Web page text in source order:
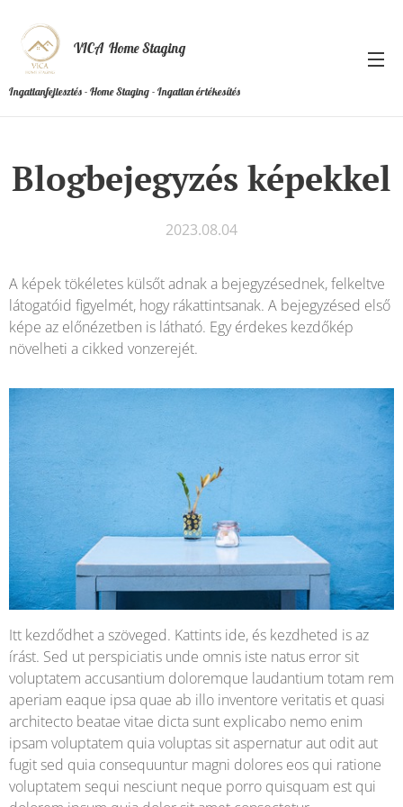
VICA Home Staging
Ingatlanfejlesztés - Home Staging - Ingatlan értékesítés
Blogbejegyzés képekkel
2023.08.04
A képek tökéletes külsőt adnak a bejegyzésednek, felkeltve
látogatóid figyelmét, hogy rákattintsanak. A bejegyzésed első
képe az előnézetben is látható. Egy érdekes kezdőkép
növelheti a cikked vonzerejét.
Itt kezdődhet a szöveged. Kattints ide, és kezdheted is az
írást. Sed ut perspiciatis unde omnis iste natus error sit
voluptatem accusantium doloremque laudantium totam rem
aperiam eaque ipsa quae ab illo inventore veritatis et quasi
architecto beatae vitae dicta sunt explicabo nemo enim
ipsam voluptatem quia voluptas sit aspernatur aut odit aut
fugit sed quia consequuntur magni dolores eos qui ratione
voluptatem sequi nesciunt neque porro quisquam est qui